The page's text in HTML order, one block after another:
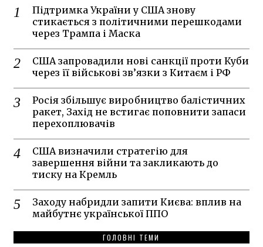
Підтримка України у США знову
стикається з політичними перешкодами
через Трампа і Маска
США запровадили нові санкції проти Куби
через її військові зв’язки з Китаєм і РФ
Росія збільшує виробництво балістичних
ракет, Захід не встигає поповнити запаси
перехоплювачів
США визначили стратегію для
завершення війни та закликають до
тиску на Кремль
Заходу набридли запити Києва: вплив на
майбутнє української ППО
ГОЛОВНІ ТЕМИ